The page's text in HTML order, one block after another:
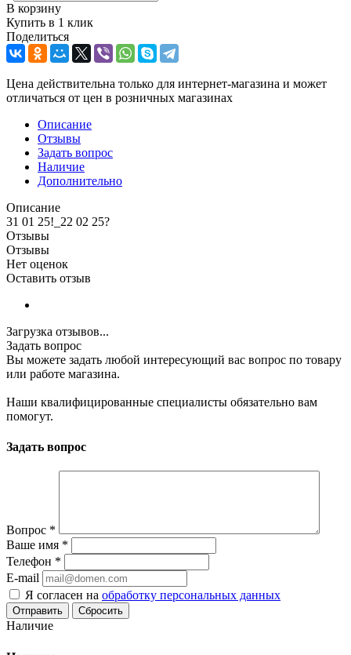
В корзину
Купить в 1 клик
Поделиться
Цена действительна только для интернет-магазина и может
отличаться от цен в розничных магазинах
Описание
Отзывы
Задать вопрос
Наличие
Дополнительно
Описание
31 01 25!_22 02 25?
Отзывы
Отзывы
Нет оценок
Оставить отзыв
Загрузка отзывов...
Задать вопрос
Вы можете задать любой интересующий вас вопрос по товару
или работе магазина.
Наши квалифицированные специалисты обязательно вам
помогут.
Задать вопрос
Вопрос *
Ваше имя *
Телефон *
E-mail
Я согласен на обработку персональных данных
Сбросить
Наличие